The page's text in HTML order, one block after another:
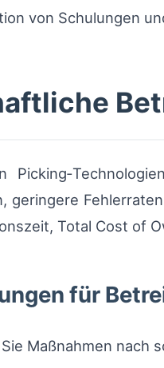
von Schulungen
geringere
Total Cost of
für
Maßnahmen nach